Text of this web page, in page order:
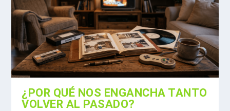
¿POR QUÉ NOS ENGANCHA TANTO
VOLVER AL PASADO?